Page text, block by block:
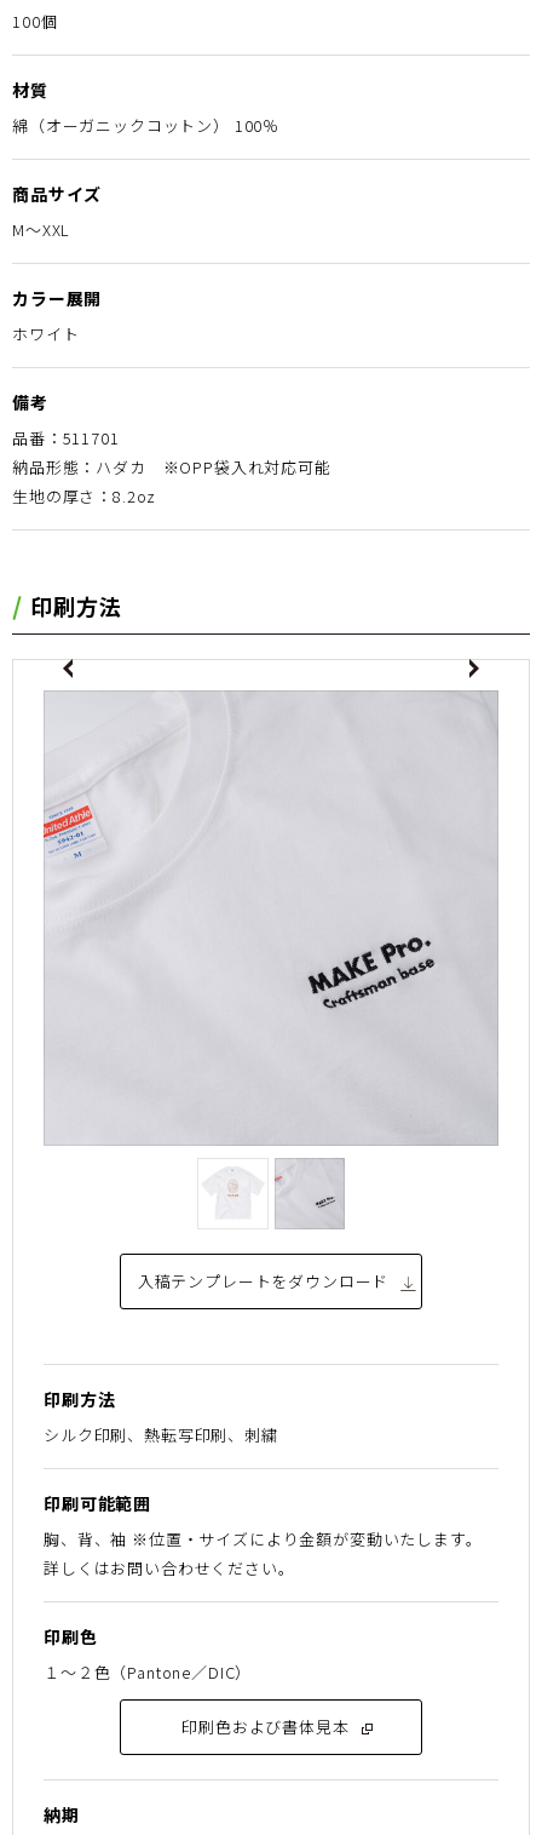
100個
材質
綿（オーガニックコットン） 100％
商品サイズ
M〜XXL
カラー展開
ホワイト
備考
品番：511701
納品形態：ハダカ ※OPP袋入れ対応可能
生地の厚さ：8.2oz
印刷方法
Next
入稿テンプレートをダウンロード
印刷方法
シルク印刷、熱転写印刷、刺繍
印刷可能範囲
胸、背、袖 ※位置・サイズにより金額が変動いたします。
詳しくはお問い合わせください。
印刷色
１〜２色（Pantone／DIC）
印刷色および書体見本
納期